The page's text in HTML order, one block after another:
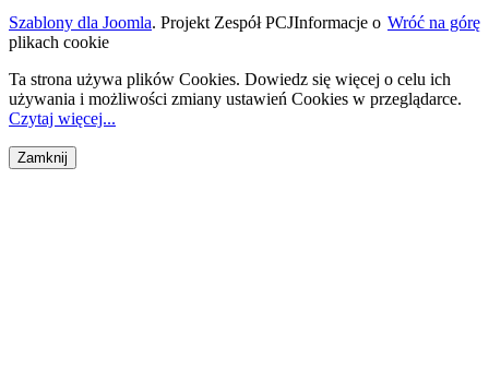
Szablony dla Joomla. Projekt Zespół PCJ Wróć na górę
Informacje o
plikach cookie
Ta strona używa plików Cookies. Dowiedz się więcej o celu ich
używania i możliwości zmiany ustawień Cookies w przeglądarce.
Czytaj więcej...